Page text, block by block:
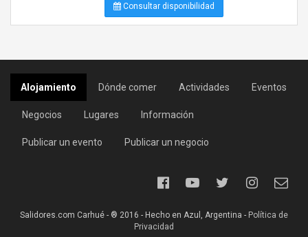
Consultar disponibilidad
Alojamiento Dónde comer Actividades Eventos
Negocios Lugares Información
Publicar un evento Publicar un negocio
Salidores.com Carhué - ® 2016 - Hecho en Azul, Argentina - Política de
Privacidad